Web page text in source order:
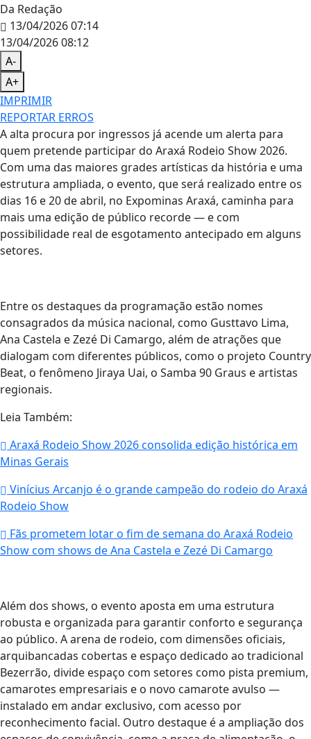
Da Redação
13/04/2026 07:14
13/04/2026 08:12
A-
A+
IMPRIMIR
REPORTAR ERROS
A alta procura por ingressos já acende um alerta para
quem pretende participar do Araxá Rodeio Show 2026.
Com uma das maiores grades artísticas da história e uma
estrutura ampliada, o evento, que será realizado entre os
dias 16 e 20 de abril, no Expominas Araxá, caminha para
mais uma edição de público recorde — e com
possibilidade real de esgotamento antecipado em alguns
setores.
Entre os destaques da programação estão nomes
consagrados da música nacional, como Gusttavo Lima,
Ana Castela e Zezé Di Camargo, além de atrações que
dialogam com diferentes públicos, como o projeto Country
Beat, o fenômeno Jiraya Uai, o Samba 90 Graus e artistas
regionais.
Leia Também:
Araxá Rodeio Show 2026 consolida edição histórica em
Minas Gerais
Vinícius Arcanjo é o grande campeão do rodeio do Araxá
Rodeio Show
Fãs prometem lotar o fim de semana do Araxá Rodeio
Show com shows de Ana Castela e Zezé Di Camargo
Além dos shows, o evento aposta em uma estrutura
robusta e organizada para garantir conforto e segurança
ao público. A arena de rodeio, com dimensões oficiais,
arquibancadas cobertas e espaço dedicado ao tradicional
Bezerrão, divide espaço com setores como pista premium,
camarotes empresariais e o novo camarote avulso —
instalado em andar exclusivo, com acesso por
reconhecimento facial. Outro destaque é a ampliação dos